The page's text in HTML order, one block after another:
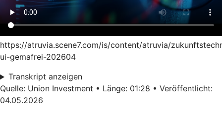
https://atruvia.scene7.com/is/content/atruvia/
ui-gemafrei-202604
Transkript anzeigen
Quelle: Union Investment • Länge: 01:28 • Veröffentlicht:
04.05.2026